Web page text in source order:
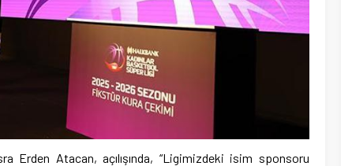
Erden Atacan, açılışında, “Ligimizdeki isim sponsoru